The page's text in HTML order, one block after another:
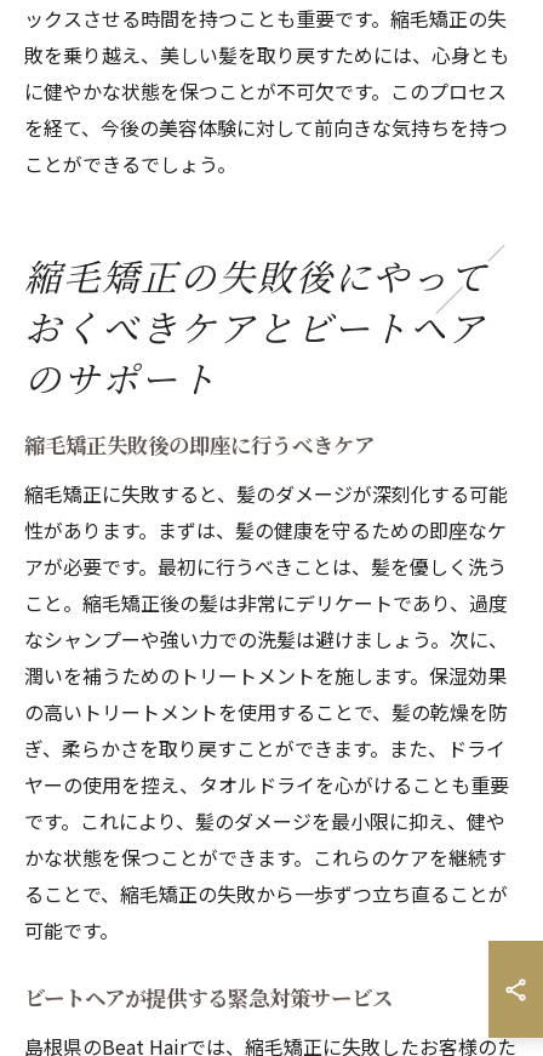
ックスさせる時間を持つことも重要です。縮毛矯正の失
敗を乗り越え、美しい髪を取り戻すためには、心身とも
に健やかな状態を保つことが不可欠です。このプロセス
を経て、今後の美容体験に対して前向きな気持ちを持つ
ことができるでしょう。
縮毛矯正の失敗後にやって
おくべきケアとビートヘア
のサポート
縮毛矯正失敗後の即座に行うべきケア
縮毛矯正に失敗すると、髪のダメージが深刻化する可能
性があります。まずは、髪の健康を守るための即座なケ
アが必要です。最初に行うべきことは、髪を優しく洗う
こと。縮毛矯正後の髪は非常にデリケートであり、過度
なシャンプーや強い力での洗髪は避けましょう。次に、
潤いを補うためのトリートメントを施します。保湿効果
の高いトリートメントを使用することで、髪の乾燥を防
ぎ、柔らかさを取り戻すことができます。また、ドライ
ヤーの使用を控え、タオルドライを心がけることも重要
です。これにより、髪のダメージを最小限に抑え、健や
かな状態を保つことができます。これらのケアを継続す
ることで、縮毛矯正の失敗から一歩ずつ立ち直ることが
可能です。
ビートヘアが提供する緊急対策サービス
島根県のBeat Hairでは、縮毛矯正に失敗したお客様のた